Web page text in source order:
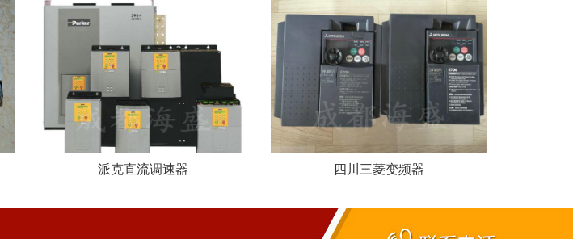
派克直流调速器 四川三菱变频器